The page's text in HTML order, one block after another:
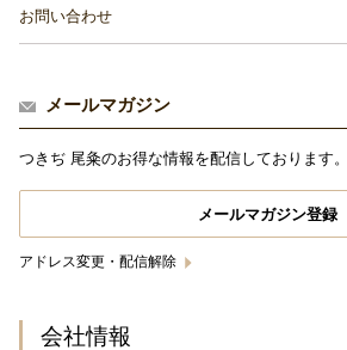
お問い合わせ
メールマガジン
つきぢ 尾粂のお得な情報を配信しております。
メールマガジン登録
アドレス変更・配信解除
会社情報